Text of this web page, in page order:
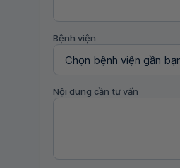
Bệnh viện
Nội dung cần tư vấn